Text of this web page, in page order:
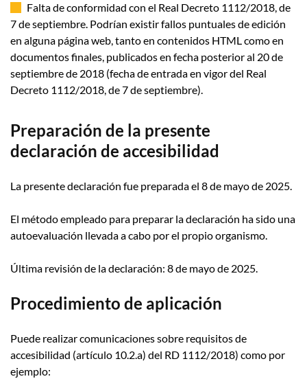
Falta de conformidad con el Real Decreto 1112/2018, de
7 de septiembre. Podrían existir fallos puntuales de edición
en alguna página web, tanto en contenidos HTML como en
documentos finales, publicados en fecha posterior al 20 de
septiembre de 2018 (fecha de entrada en vigor del Real
Decreto 1112/2018, de 7 de septiembre).
Preparación de la presente
declaración de accesibilidad
La presente declaración fue preparada el 8 de mayo de 2025.
El método empleado para preparar la declaración ha sido una
autoevaluación llevada a cabo por el propio organismo.
Última revisión de la declaración: 8 de mayo de 2025.
Procedimiento de aplicación
Puede realizar comunicaciones sobre requisitos de
accesibilidad (artículo 10.2.a) del RD 1112/2018) como por
ejemplo: